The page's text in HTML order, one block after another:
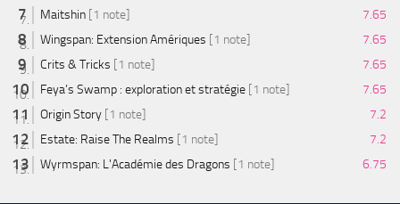
Maitshin [1 note]
7.65
Wingspan: Extension Amériques [1 note]
7.65
Crits & Tricks [1 note]
7.65
Feya’s Swamp : exploration et stratégie [1 note]
7.65
Origin Story [1 note]
7.2
Estate: Raise The Realms [1 note]
7.2
Wyrmspan: L'Académie des Dragons [1 note] 6.75